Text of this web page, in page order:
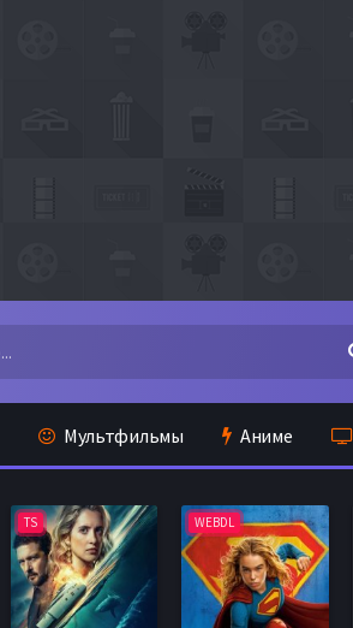
Мультфильмы Аниме
TS WEBDL